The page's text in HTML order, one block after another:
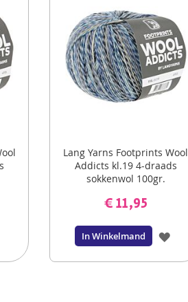
Lang Yarns Footprints Wool
Addicts kl.19 4-draads
sokkenwol 100gr.
€ 11,95
In Winkelmand